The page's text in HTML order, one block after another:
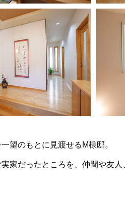
望のもとに見渡せるM様邸。
家だったところを、仲間や友